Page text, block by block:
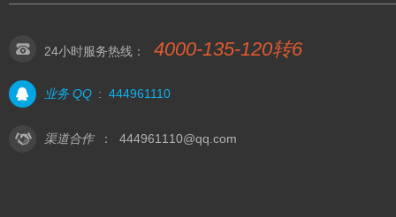
24小时服务热线： 4000-135-120转6
业务 QQ : 444961110
渠道合作 ： 444961110@qq.com